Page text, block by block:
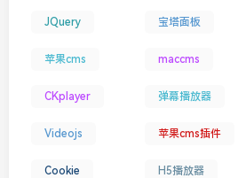
JQuery 宝塔面板
苹果cms maccms
CKplayer 弹幕播放器
Videojs 苹果cms插件
Cookie H5播放器